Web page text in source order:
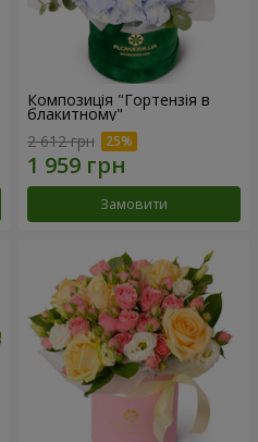
Композиція "Гортензія в
блакитному"
2 612 грн
Замовити